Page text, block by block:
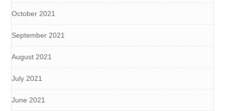
October 2021
September 2021
August 2021
July 2021
June 2021